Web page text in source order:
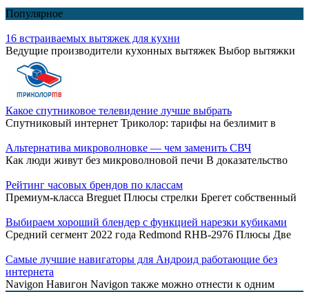
Популярное
16 встраиваемых вытяжек для кухни
Ведущие производители кухонных вытяжек Выбор вытяжки
Какое спутниковое телевидение лучше выбрать
Спутниковый интернет Триколор: тарифы на безлимит в
Альтернатива микроволновке — чем заменить СВЧ
Как люди живут без микроволновой печи В доказательство
Рейтинг часовых брендов по классам
Премиум-класса Breguet Плюсы стрелки Брегет собственный
Выбираем хороший блендер с функцией нарезки кубиками
Средний сегмент 2022 года Redmond RHB-2976 Плюсы Две
Самые лучшие навигаторы для Андроид работающие без
интернета
Navigon Навигон Navigon также можно отнести к одним